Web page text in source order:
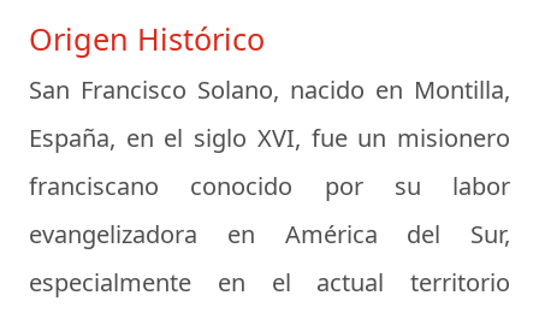
Origen Histórico
San Francisco Solano, nacido en Montilla,
España, en el siglo XVI, fue un misionero
franciscano conocido por su labor
evangelizadora en América del Sur,
especialmente en el actual territorio